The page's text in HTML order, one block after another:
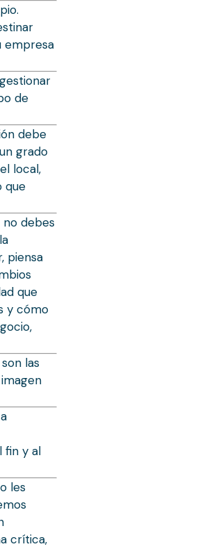
empresa
de
debe
grado
local,
que
no debes
piensa
que
y cómo
las
fin y al
les
crítica,